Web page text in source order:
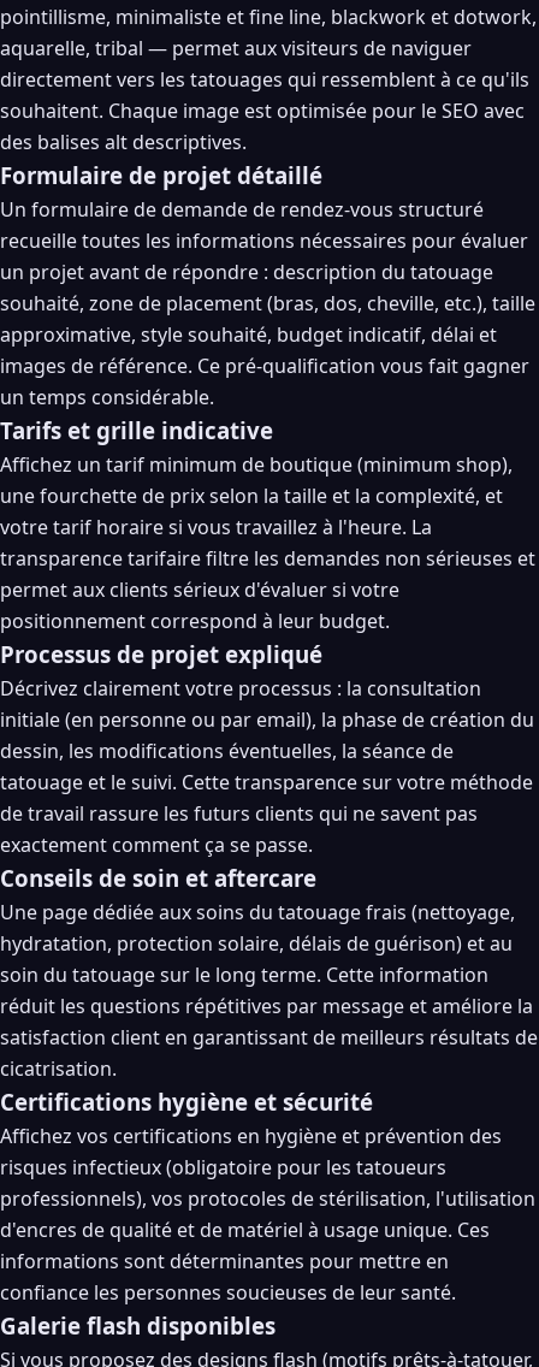
pointillisme, minimaliste et fine line, blackwork et dotwork,
aquarelle, tribal — permet aux visiteurs de naviguer
directement vers les tatouages qui ressemblent à ce qu'ils
souhaitent. Chaque image est optimisée pour le SEO avec
des balises alt descriptives.
Formulaire de projet détaillé
Un formulaire de demande de rendez-vous structuré
recueille toutes les informations nécessaires pour évaluer
un projet avant de répondre : description du tatouage
souhaité, zone de placement (bras, dos, cheville, etc.), taille
approximative, style souhaité, budget indicatif, délai et
images de référence. Ce pré-qualification vous fait gagner
un temps considérable.
Tarifs et grille indicative
Affichez un tarif minimum de boutique (minimum shop),
une fourchette de prix selon la taille et la complexité, et
votre tarif horaire si vous travaillez à l'heure. La
transparence tarifaire filtre les demandes non sérieuses et
permet aux clients sérieux d'évaluer si votre
positionnement correspond à leur budget.
Processus de projet expliqué
Décrivez clairement votre processus : la consultation
initiale (en personne ou par email), la phase de création du
dessin, les modifications éventuelles, la séance de
tatouage et le suivi. Cette transparence sur votre méthode
de travail rassure les futurs clients qui ne savent pas
exactement comment ça se passe.
Conseils de soin et aftercare
Une page dédiée aux soins du tatouage frais (nettoyage,
hydratation, protection solaire, délais de guérison) et au
soin du tatouage sur le long terme. Cette information
réduit les questions répétitives par message et améliore la
satisfaction client en garantissant de meilleurs résultats de
cicatrisation.
Certifications hygiène et sécurité
Affichez vos certifications en hygiène et prévention des
risques infectieux (obligatoire pour les tatoueurs
professionnels), vos protocoles de stérilisation, l'utilisation
d'encres de qualité et de matériel à usage unique. Ces
informations sont déterminantes pour mettre en
confiance les personnes soucieuses de leur santé.
Galerie flash disponibles
Si vous proposez des designs flash (motifs prêts-à-tatouer,